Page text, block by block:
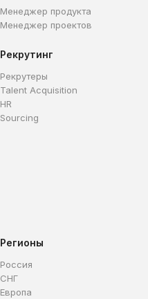
Менеджер продукта
Менеджер проектов
Рекрутинг
Рекрутеры
Talent Acquisition
HR
Sourcing
Регионы
Россия
СНГ
Европа